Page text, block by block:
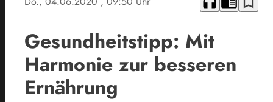
Gesundheitstipp: Mit
Harmonie zur besseren
Ernährung